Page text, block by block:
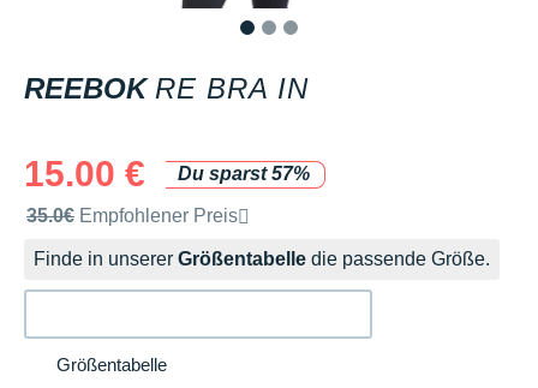
REEBOK RE BRA IN
15.00 €
Du sparst 57%
Unverbindliche Preisempfehlung der Marke
35.0€ Empfohlener Preis
Finde in unserer Größentabelle die passende Größe.
Größentabelle